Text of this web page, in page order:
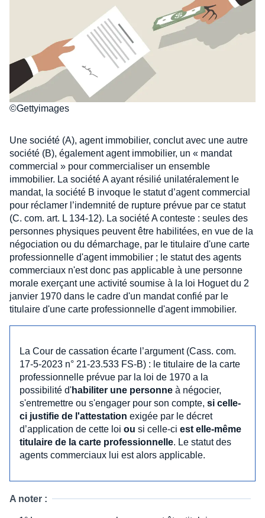
©Gettyimages
Une société (A), agent immobilier, conclut avec une autre
société (B), également agent immobilier, un « mandat
commercial » pour commercialiser un ensemble
immobilier. La société A ayant résilié unilatéralement le
mandat, la société B invoque le statut d’agent commercial
pour réclamer l’indemnité de rupture prévue par ce statut
(C. com. art. L 134-12). La société A conteste : seules des
personnes physiques peuvent être habilitées, en vue de la
négociation ou du démarchage, par le titulaire d'une carte
professionnelle d'agent immobilier ; le statut des agents
commerciaux n'est donc pas applicable à une personne
morale exerçant une activité soumise à la loi Hoguet du 2
janvier 1970 dans le cadre d'un mandat confié par le
titulaire d'une carte professionnelle d'agent immobilier.
La Cour de cassation écarte l’argument (Cass. com.
17-5-2023 n° 21-23.533 FS-B) : le titulaire de la carte
professionnelle prévue par la loi de 1970 a la
possibilité d'habiliter une personne à négocier,
s'entremettre ou s'engager pour son compte, si celle-
ci justifie de l'attestation exigée par le décret
d’application de cette loi ou si celle-ci est elle-même
titulaire de la carte professionnelle. Le statut des
agents commerciaux lui est alors applicable.
A noter :